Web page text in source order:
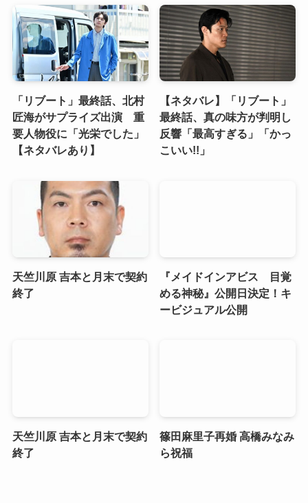
「リブート」最終話、北村
匠海がサプライズ出演 重
要人物役に「光栄でした」
【ネタバレあり】
【ネタバレ】「リブート」
最終話、真の味方が判明し
反響「最高すぎる」「かっ
こいい!!」
天竺川原 吉本と月末で契約
終了
『メイドインアビス 目覚
める神秘』公開日決定！キ
ービジュアル公開
天竺川原 吉本と月末で契約
終了
篠田麻里子再婚 高橋みなみ
ら祝福